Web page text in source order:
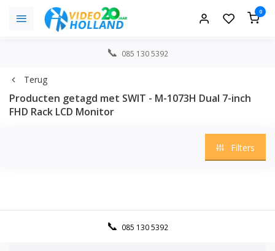
0
085 130 5392
Terug
Producten getagd met SWIT - M-1073H Dual 7-inch
FHD Rack LCD Monitor
Filters
085 130 5392